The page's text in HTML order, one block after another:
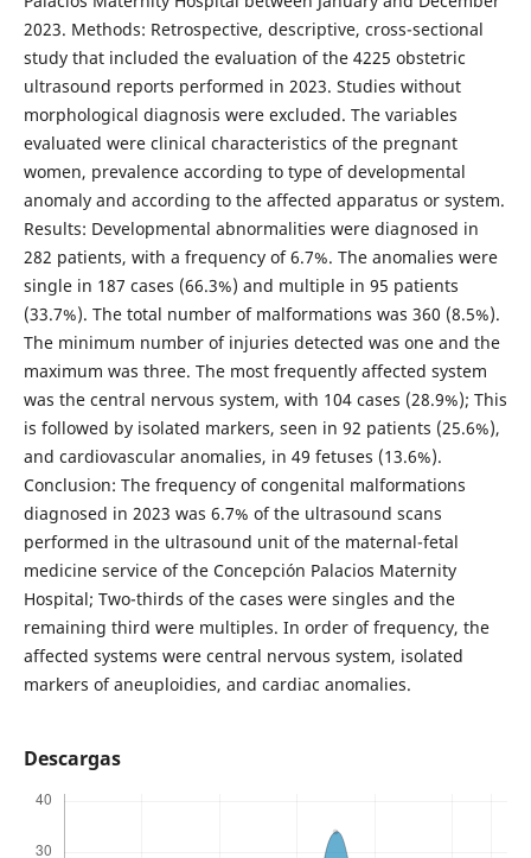
2023. Methods: Retrospective, descriptive, cross-sectional
study that included the evaluation of the 4225 obstetric
ultrasound reports performed in 2023. Studies without
morphological diagnosis were excluded. The variables
evaluated were clinical characteristics of the pregnant
women, prevalence according to type of developmental
anomaly and according to the affected apparatus or system.
Results: Developmental abnormalities were diagnosed in
282 patients, with a frequency of 6.7%. The anomalies were
single in 187 cases (66.3%) and multiple in 95 patients
(33.7%). The total number of malformations was 360 (8.5%).
The minimum number of injuries detected was one and the
maximum was three. The most frequently affected system
was the central nervous system, with 104 cases (28.9%); This
is followed by isolated markers, seen in 92 patients (25.6%),
and cardiovascular anomalies, in 49 fetuses (13.6%).
Conclusion: The frequency of congenital malformations
diagnosed in 2023 was 6.7% of the ultrasound scans
performed in the ultrasound unit of the maternal-fetal
medicine service of the Concepción Palacios Maternity
Hospital; Two-thirds of the cases were singles and the
remaining third were multiples. In order of frequency, the
affected systems were central nervous system, isolated
markers of aneuploidies, and cardiac anomalies.
Descargas